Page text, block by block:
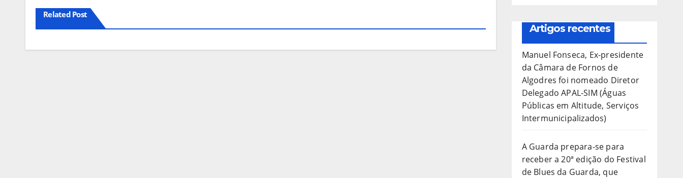
Related Post
Artigos recentes
Manuel Fonseca, Ex-presidente
da Câmara de Fornos de
Algodres foi nomeado Diretor
Delegado APAL-SIM (Águas
Públicas em Altitude, Serviços
Intermunicipalizados)
A Guarda prepara-se para
receber a 20ª edição do Festival
de Blues da Guarda, que